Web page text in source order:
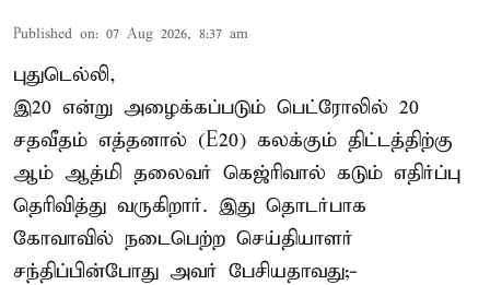
Published on: 07 Aug 2026, 8:37 am
புதுடெல்லி,
இ20 என்று அழைக்கப்படும் பெட்ரோலில் 20
சதவீதம் எத்தனால் (E20) கலக்கும் திட்டத்திற்கு
ஆம் ஆத்மி தலைவர் கெஜ்ரிவால் கடும் எதிர்ப்பு
தெரிவித்து வருகிறார். இது தொடர்பாக
கோவாவில் நடைபெற்ற செய்தியாளர்
சந்திப்பின்போது அவர் பேசியதாவது;-